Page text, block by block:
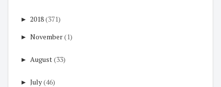
► 2018(371)
► November(1)
► August(33)
► July(46)